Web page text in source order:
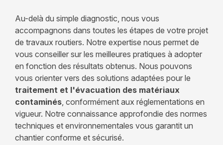
Au-delà du simple diagnostic, nous vous
accompagnons dans toutes les étapes de votre projet
de travaux routiers. Notre expertise nous permet de
vous conseiller sur les meilleures pratiques à adopter
en fonction des résultats obtenus. Nous pouvons
vous orienter vers des solutions adaptées pour le
traitement et l'évacuation des matériaux
contaminés, conformément aux réglementations en
vigueur. Notre connaissance approfondie des normes
techniques et environnementales vous garantit un
chantier conforme et sécurisé.